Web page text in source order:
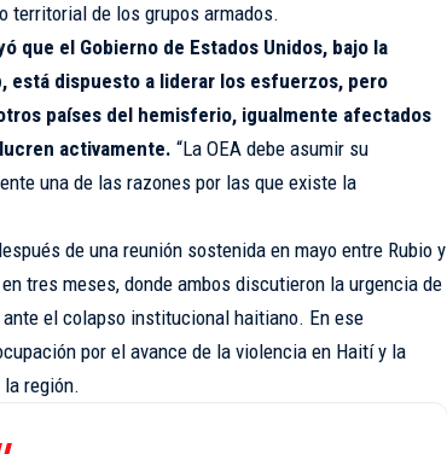
territorial de los grupos armados.
que el Gobierno de Estados Unidos, bajo la
está dispuesto a liderar los esfuerzos, pero
países del hemisferio, igualmente afectados
activamente. “La OEA debe asumir su
una de las razones por las que existe la
de una reunión sostenida en mayo entre Rubio y
tres meses, donde ambos discutieron la urgencia de
el colapso institucional haitiano. En ese
por el avance de la violencia en Haití y la
región.